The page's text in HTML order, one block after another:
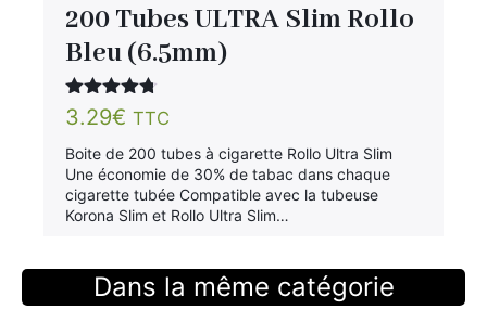
200 Tubes ULTRA Slim Rollo
Bleu (6.5mm)
Note4.67
sur 5
3.29€ TTC
Boite de 200 tubes à cigarette Rollo Ultra Slim
Une économie de 30% de tabac dans chaque
cigarette tubée Compatible avec la tubeuse
Korona Slim et Rollo Ultra Slim…
Dans la même catégorie